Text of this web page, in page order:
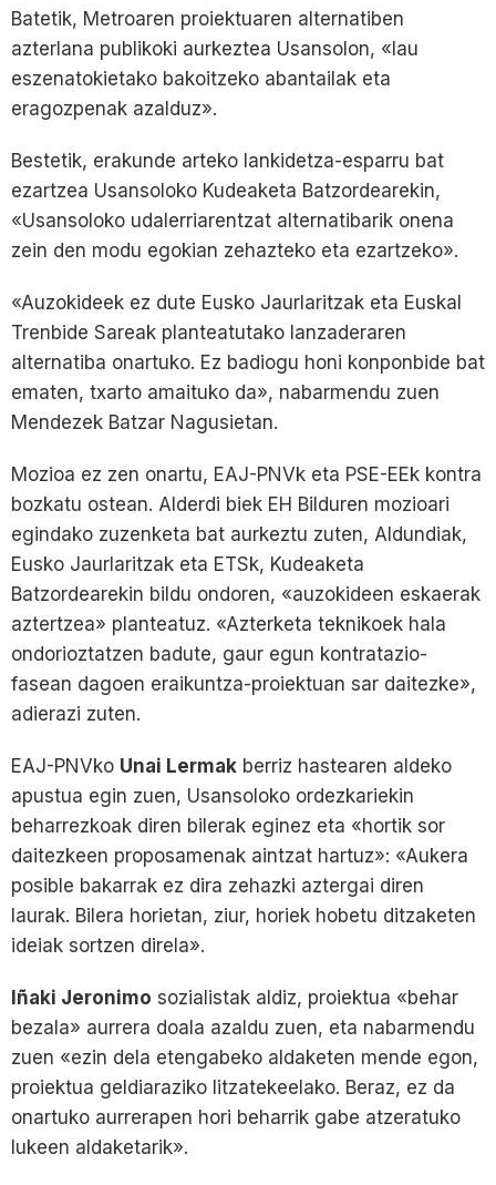
Batetik, Metroaren proiektuaren alternatiben
azterlana publikoki aurkeztea Usansolon, «lau
eszenatokietako bakoitzeko abantailak eta
eragozpenak azalduz».
Bestetik, erakunde arteko lankidetza-esparru bat
ezartzea Usansoloko Kudeaketa Batzordearekin,
«Usansoloko udalerriarentzat alternatibarik onena
zein den modu egokian zehazteko eta ezartzeko».
«Auzokideek ez dute Eusko Jaurlaritzak eta Euskal
Trenbide Sareak planteatutako lanzaderaren
alternatiba onartuko. Ez badiogu honi konponbide bat
ematen, txarto amaituko da», nabarmendu zuen
Mendezek Batzar Nagusietan.
Mozioa ez zen onartu, EAJ-PNVk eta PSE-EEk kontra
bozkatu ostean. Alderdi biek EH Bilduren mozioari
egindako zuzenketa bat aurkeztu zuten, Aldundiak,
Eusko Jaurlaritzak eta ETSk, Kudeaketa
Batzordearekin bildu ondoren, «auzokideen eskaerak
aztertzea» planteatuz. «Azterketa teknikoek hala
ondorioztatzen badute, gaur egun kontratazio-
fasean dagoen eraikuntza-proiektuan sar daitezke»,
adierazi zuten.
EAJ-PNVko Unai Lermak berriz hastearen aldeko
apustua egin zuen, Usansoloko ordezkariekin
beharrezkoak diren bilerak eginez eta «hortik sor
daitezkeen proposamenak aintzat hartuz»: «Aukera
posible bakarrak ez dira zehazki aztergai diren
laurak. Bilera horietan, ziur, horiek hobetu ditzaketen
ideiak sortzen direla».
Iñaki Jeronimo sozialistak aldiz, proiektua «behar
bezala» aurrera doala azaldu zuen, eta nabarmendu
zuen «ezin dela etengabeko aldaketen mende egon,
proiektua geldiaraziko litzatekeelako. Beraz, ez da
onartuko aurrerapen hori beharrik gabe atzeratuko
lukeen aldaketarik».